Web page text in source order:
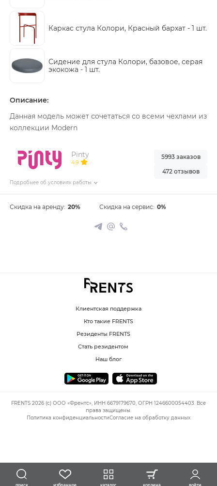
Каркас стула Колори, Красный бархат - 1 шт.
Сидение для стула Колори, базовое, серая
экокожа - 1 шт.
Описание:
Данная модель может сочетаться со всеми чехлами из
коллекции Modern
Pinty
4.9
Подробнее об условиях работы
5993 заказов
472 отзывов
Скидка на аренду: 20% Скидка на сервис: 0%
Клиентская поддержка
Кто такие FRENTS
Резиденты FRENTS
Стать резидентом
Наш блог
FRENTS 2026 (c) ООО «Френтс», ИНН 6679179670, ОГРН 1246600054403. Все
права защищены.
Политика конфиденциальностиСогласие на обработку данных
поиск избранное каталог корзина войти